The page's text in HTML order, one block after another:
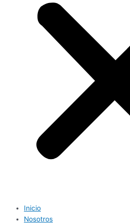
Inicio
Nosotros